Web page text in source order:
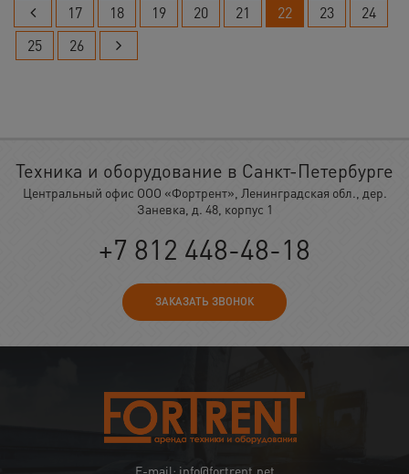
17 18 19 20 21 22 23
24
25
26
Техника и оборудование в Санкт-Петербурге
Центральный офис ООО «Фортрент», Ленинградская обл., дер.
Заневка, д. 48, корпус 1
+7 812 448-48-18
ЗАКАЗАТЬ ЗВОНОК
E-mail: info@fortrent.net